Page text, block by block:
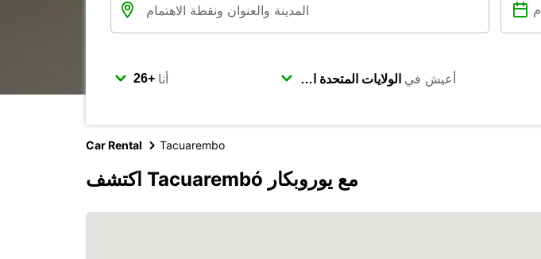
أنا أعيش في
Car Rental Tacuarembo
اكتشف Tacuarembó مع يوروبكار